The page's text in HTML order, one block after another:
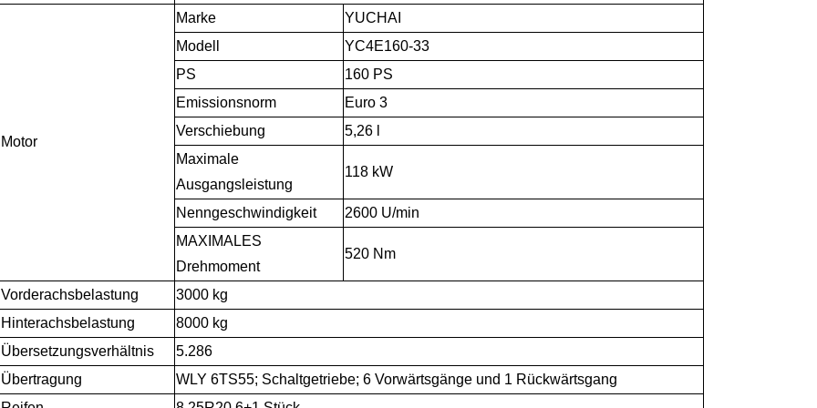
Motor
Marke
YUCHAI
Modell
YC4E160-33
PS
160 PS
Emissionsnorm
Euro 3
Verschiebung
5,26 l
Maximale
Ausgangsleistung
118 kW
Nenngeschwindigkeit
2600 U/min
MAXIMALES
Drehmoment
520 Nm
Vorderachsbelastung
3000 kg
Hinterachsbelastung
8000 kg
Übersetzungsverhältnis
5.286
Übertragung
WLY 6TS55; Schaltgetriebe; 6 Vorwärtsgänge und 1 Rückwärtsgang